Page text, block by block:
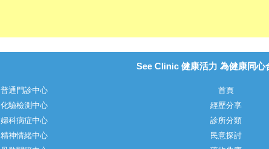
普通門診中心
化驗檢測中心
婦科病症中心
精神情緒中心
See Clinic 健康活力 為健康同心
首頁
經歷分享
診所分類
民意探討